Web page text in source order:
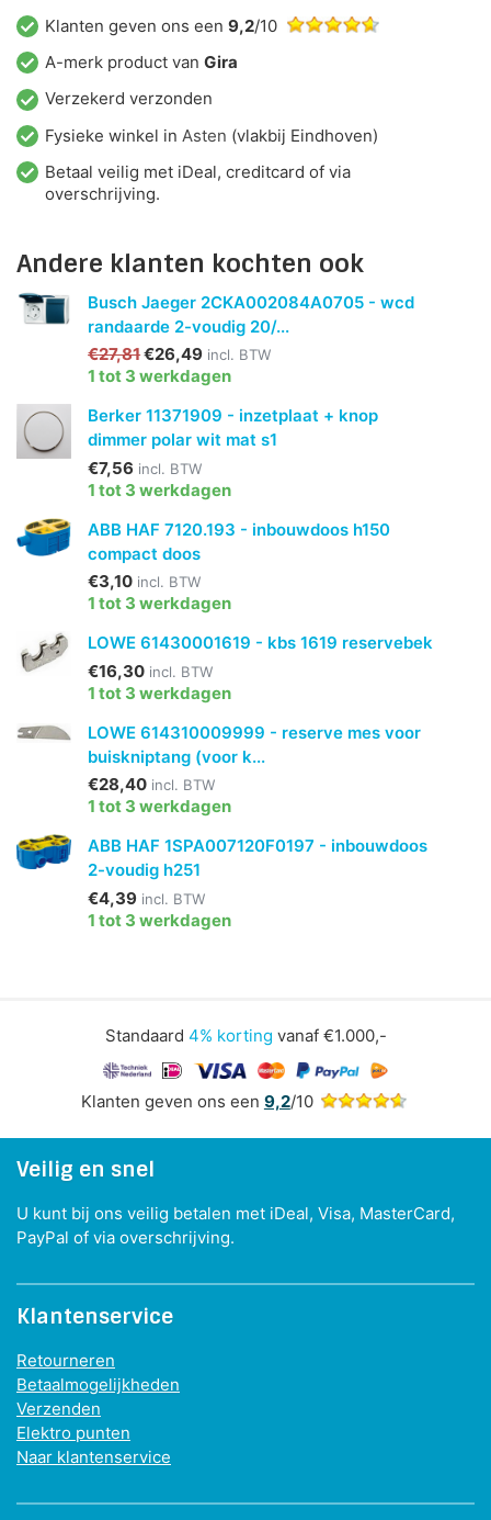
Klanten geven ons een 9,2/10
A-merk product van Gira
Verzekerd verzonden
Fysieke winkel in Asten (vlakbij Eindhoven)
Betaal veilig met iDeal, creditcard of via
overschrijving.
Andere klanten kochten ook
Busch Jaeger 2CKA002084A0705 - wcd
randaarde 2-voudig 20/...
€27,81€26,49 incl. BTW
1 tot 3 werkdagen
Berker 11371909 - inzetplaat + knop
dimmer polar wit mat s1
€7,56 incl. BTW
1 tot 3 werkdagen
ABB HAF 7120.193 - inbouwdoos h150
compact doos
€3,10 incl. BTW
1 tot 3 werkdagen
LOWE 61430001619 - kbs 1619 reservebek
€16,30 incl. BTW
1 tot 3 werkdagen
LOWE 614310009999 - reserve mes voor
buiskniptang (voor k...
€28,40 incl. BTW
1 tot 3 werkdagen
ABB HAF 1SPA007120F0197 - inbouwdoos
2-voudig h251
€4,39 incl. BTW
1 tot 3 werkdagen
Standaard 4% korting vanaf €1.000,-
Klanten geven ons een 9,2/10
Veilig en snel
U kunt bij ons veilig betalen met iDeal, Visa, MasterCard,
PayPal of via overschrijving.
Klantenservice
Retourneren
Betaalmogelijkheden
Verzenden
Elektro punten
Naar klantenservice